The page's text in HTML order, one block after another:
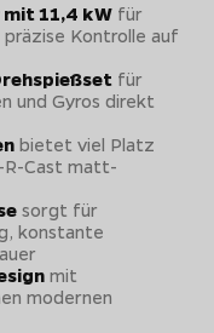
11,4 kW für
Kontrolle auf
für
und Gyros direkt
bietet viel Platz
R-Cast matt-
sorgt für
konstante
mit
modernen